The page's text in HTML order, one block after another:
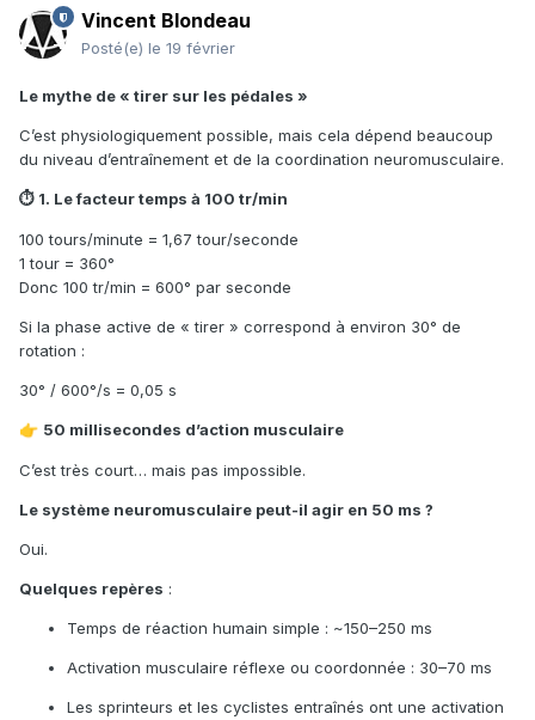
Vincent Blondeau
Posté(e) le 19 février
Le mythe de « tirer sur les pédales »
C’est physiologiquement possible, mais cela dépend beaucoup
du niveau d’entraînement et de la coordination neuromusculaire.
⏱ 1. Le facteur temps à 100 tr/min
100 tours/minute = 1,67 tour/seconde
1 tour = 360°
Donc 100 tr/min = 600° par seconde
Si la phase active de « tirer » correspond à environ 30° de
rotation :
30° / 600°/s = 0,05 s
👉 50 millisecondes d’action musculaire
C’est très court… mais pas impossible.
Le système neuromusculaire peut-il agir en 50 ms ?
Oui.
Quelques repères :
Temps de réaction humain simple : ~150–250 ms
Activation musculaire réflexe ou coordonnée : 30–70 ms
Les sprinteurs et les cyclistes entraînés ont une activation